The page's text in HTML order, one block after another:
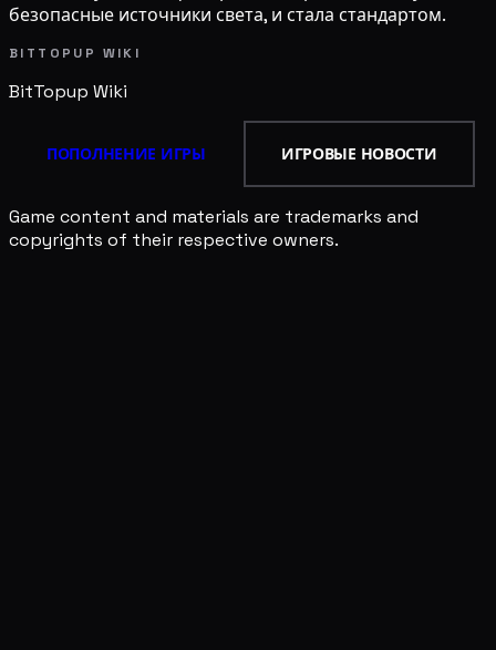
безопасные источники света, и стала стандартом.
BITTOPUP WIKI
BitTopup Wiki
ПОПОЛНЕНИЕ ИГРЫ ИГРОВЫЕ НОВОСТИ
Game content and materials are trademarks and
copyrights of their respective owners.